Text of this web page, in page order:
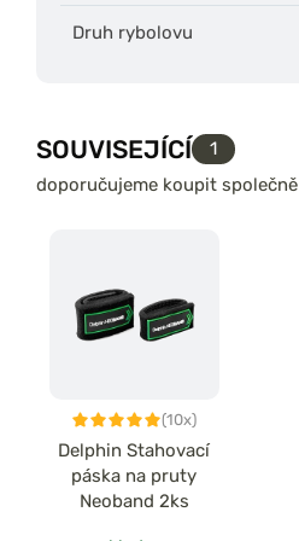
Druh rybolovu
SOUVISEJÍCÍ
1
doporučujeme koupit společně
(10x)
Delphin Stahovací
páska na pruty
Neoband 2ks